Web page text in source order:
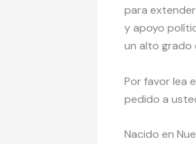
para
y apoyo
un alto grado
Por favor lea
pedido a
Nacido en